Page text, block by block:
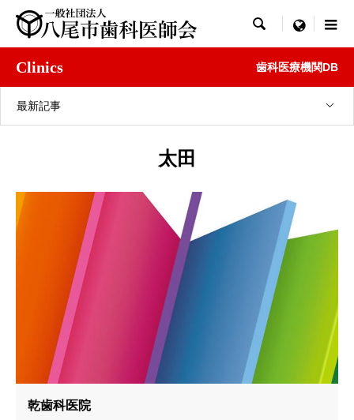
 menu
Clinics 歯科医療機関DB
最新記事
太田
乾歯科医院